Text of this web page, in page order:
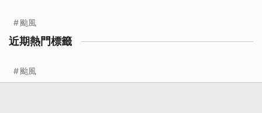
颱風
近期熱門標籤
颱風